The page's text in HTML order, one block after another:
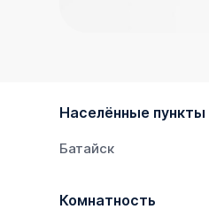
Населённые пункты
Батайск
Комнатность